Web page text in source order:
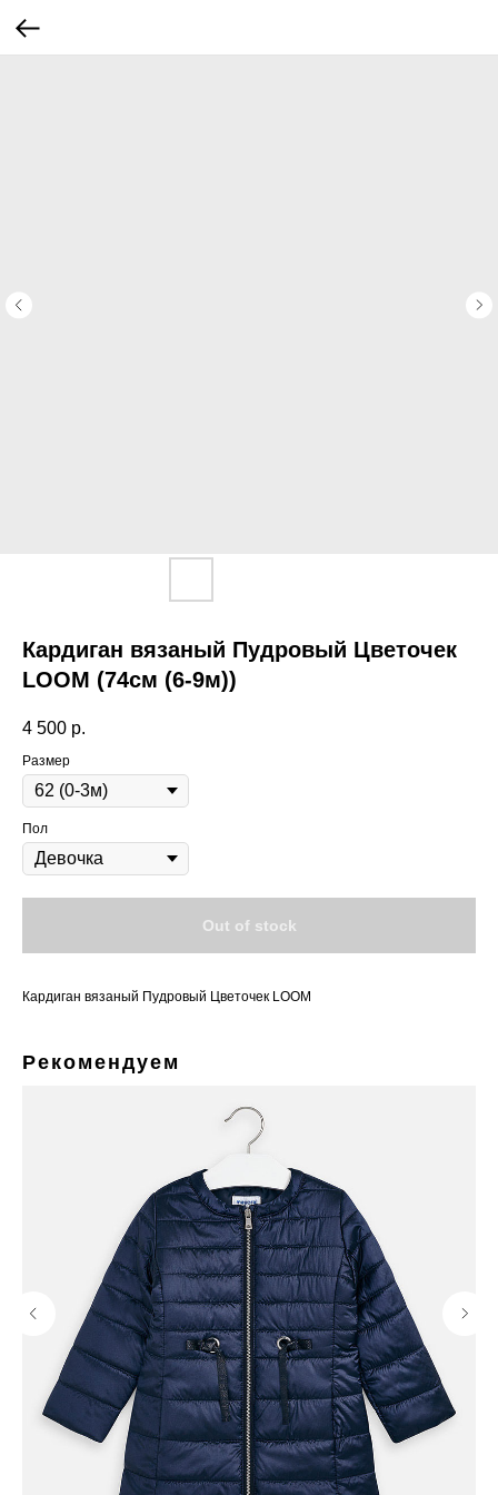
Кардиган вязаный Пудровый Цветочек
LOOM (74см (6-9м))
4 500 р.
Размер
Пол
Out of stock
Кардиган вязаный Пудровый Цветочек LOOM
Рекомендуем